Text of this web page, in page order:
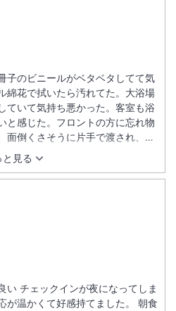
と見る
子のビニールがベタベタしてて気
綿花で拭いたら汚れてた。大浴場
ていて気持ち悪かった。客室も浴
と感じた。フロントの方に忘れ物
面倒くさそうに片手で渡され、マ
問。朝食もあり得ないほど高額に
い チェックインが夜になってしま
が温かくて好感持てました。 朝食